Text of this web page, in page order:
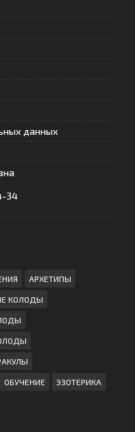
данных
34
АРХЕТИПЫ
КОЛОДЫ
ОБУЧЕНИЕ ЭЗОТЕРИКА